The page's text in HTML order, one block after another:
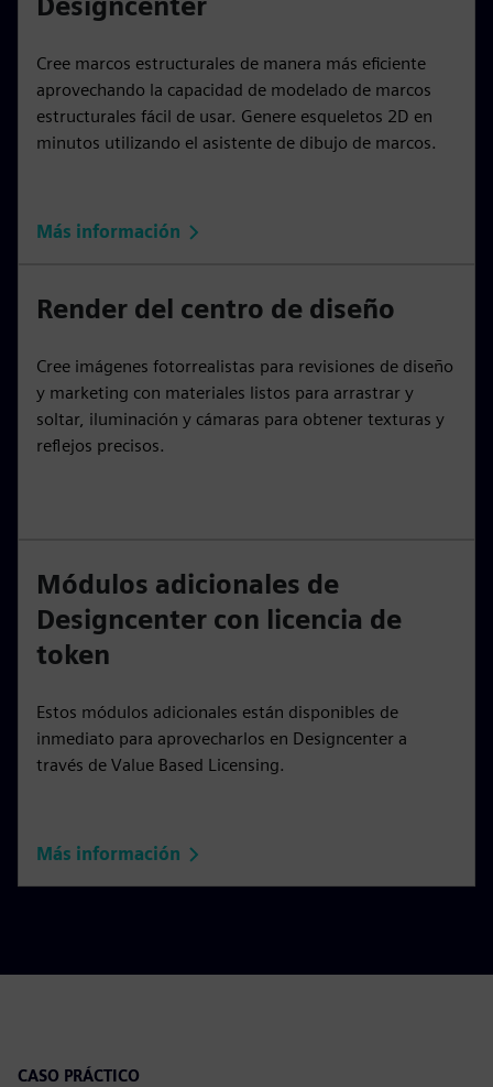
Designcenter
Cree marcos estructurales de manera más eficiente
aprovechando la capacidad de modelado de marcos
estructurales fácil de usar. Genere esqueletos 2D en
minutos utilizando el asistente de dibujo de marcos.
Más información
Render del centro de diseño
Cree imágenes fotorrealistas para revisiones de diseño
y marketing con materiales listos para arrastrar y
soltar, iluminación y cámaras para obtener texturas y
reflejos precisos.
Módulos adicionales de
Designcenter con licencia de
token
Estos módulos adicionales están disponibles de
inmediato para aprovecharlos en Designcenter a
través de Value Based Licensing.
Más información
CASO PRÁCTICO